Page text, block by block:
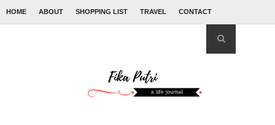
HOME ABOUT SHOPPING LIST TRAVEL CONTACT